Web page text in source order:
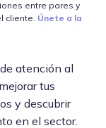
entre pares y
cliente. Únete a la
atención al
tus
y descubrir
en el sector.